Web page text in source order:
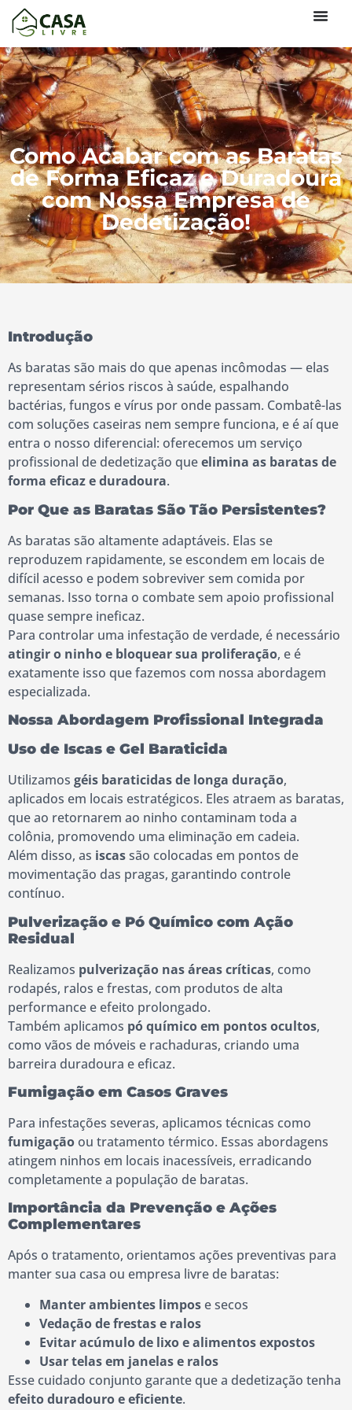
Como Acabar com as Baratas
de Forma Eficaz e Duradoura
com Nossa Empresa de
Dedetização!
Introdução
As baratas são mais do que apenas incômodas — elas
representam sérios riscos à saúde, espalhando
bactérias, fungos e vírus por onde passam. Combatê-las
com soluções caseiras nem sempre funciona, e é aí que
entra o nosso diferencial: oferecemos um serviço
profissional de dedetização queelimina as baratas de
forma eficaz e duradoura.
Por Que as Baratas São Tão Persistentes?
As baratas são altamente adaptáveis. Elas se
reproduzem rapidamente, se escondem em locais de
difícil acesso e podem sobreviver sem comida por
semanas. Isso torna o combate sem apoio profissional
quase sempre ineficaz.
Para controlar uma infestação de verdade, é necessário
atingir o ninho e bloquear sua proliferação, e é
exatamente isso que fazemos com nossa abordagem
especializada.
Nossa Abordagem Profissional Integrada
Uso de Iscas e Gel Baraticida
Utilizamos géis baraticidas de longa duração,
aplicados em locais estratégicos. Eles atraem as baratas,
que ao retornarem ao ninho contaminam toda a
colônia, promovendo uma eliminação em cadeia.
Além disso, as iscassão colocadas em pontos de
movimentação das pragas, garantindo controle
contínuo.
Pulverização e Pó Químico com Ação
Residual
Realizamos pulverização nas áreas críticas, como
rodapés, ralos e frestas, com produtos de alta
performance e efeito prolongado.
Também aplicamos pó químico em pontos ocultos,
como vãos de móveis e rachaduras, criando uma
barreira duradoura e eficaz.
Fumigação em Casos Graves
Para infestações severas, aplicamos técnicas como
fumigaçãoou tratamento térmico. Essas abordagens
atingem ninhos em locais inacessíveis, erradicando
completamente a população de baratas.
Importância da Prevenção e Ações
Complementares
Após o tratamento, orientamos ações preventivas para
manter sua casa ou empresa livre de baratas:
Manter ambientes limpos e secos
Vedação de frestas e ralos
Evitar acúmulo de lixo e alimentos expostos
Usar telas em janelas e ralos
Esse cuidado conjunto garante que a dedetização tenha
efeito duradouro e eficiente.